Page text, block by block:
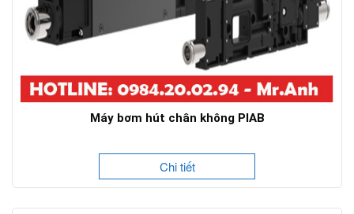
Máy bơm hút chân không PIAB
Chi tiết